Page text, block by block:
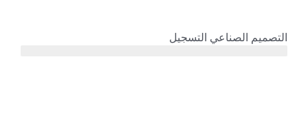
التصميم الصناعي التسجيل